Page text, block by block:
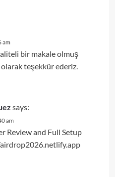
am
bir makale olmuş
olarak teşekkür ederiz.
says:
am
Review and Full Setup